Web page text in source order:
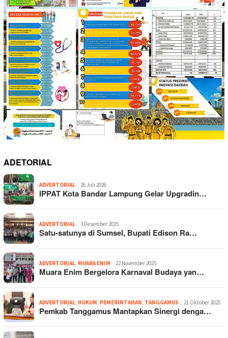
ADETORIAL
ADVERTORIAL 26 Juli 2026
IPPAT Kota Bandar Lampung Gelar Upgradin…
ADVERTORIAL 3 Desember 2025
Satu-satunya di Sumsel, Bupati Edison Ra…
ADVERTORIAL MUARA ENIM 22 November 2025
Muara Enim Bergelora Karnaval Budaya yan…
ADVERTORIAL HUKUM PEMERINTAHAN TANGGAMUS 21 Oktober 2025
Pemkab Tanggamus Mantapkan Sinergi denga…